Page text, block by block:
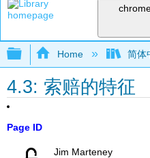
Expand/collapse
Home 简体
4.3: 索赔的特征
Page ID
Jim Marteney